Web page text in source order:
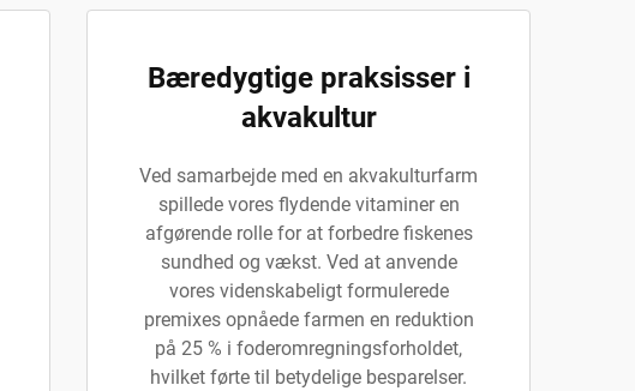
Bæredygtige praksisser i
akvakultur
Ved samarbejde med en akvakulturfarm
spillede vores flydende vitaminer en
afgørende rolle for at forbedre fiskenes
sundhed og vækst. Ved at anvende
vores videnskabeligt formulerede
premixes opnåede farmen en reduktion
på 25 % i foderomregningsforholdet,
hvilket førte til betydelige besparelser.